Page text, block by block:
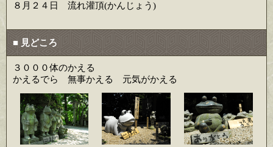
８月２４日 流れ灌頂(かんじょう)
■ 見どころ
３０００体のかえる
かえるでら 無事かえる 元気がかえる